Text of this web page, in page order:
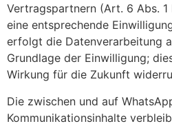
Vertragspartnern (Art. 6 Abs. 1
eine entsprechende
erfolgt die Datenverarbeitung
Grundlage der Einwilligung;
Wirkung für die Zukunft
Die zwischen und auf
Kommunikationsinhalte